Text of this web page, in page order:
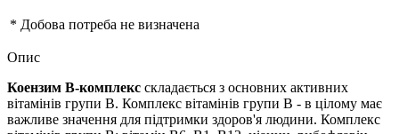
* Добова потреба не визначена
Опис
Коензим B-комплекс складається з основних активних
вітамінів групи В. Комплекс вітамінів групи В - в цілому має
важливе значення для підтримки здоров'я людини. Комплекс